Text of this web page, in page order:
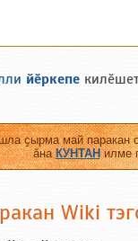
йӗркепе
ҫырма май паракан
ӑнаКУНТАНилме
Wiki